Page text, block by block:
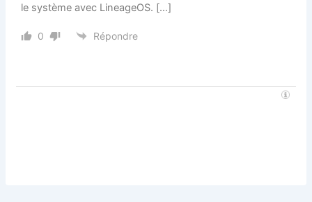
le système avec LineageOS. […]
0 Répondre